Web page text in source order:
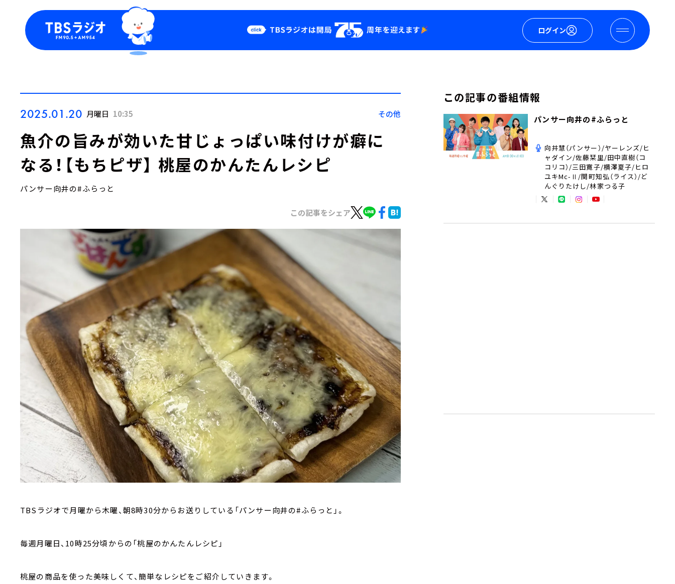
ログイン
Podcast
YouTube
2025.01.20 月曜日 10:35 その他
魚介の旨みが効いた甘じょっぱい味付けが癖に
なる！【もちピザ】 桃屋のかんたんレシピ
パンサー向井の#ふらっと
この記事をシェア
TBSラジオで月曜から木曜、朝8時30分からお送りしている「パンサー向井の#ふらっと」。
毎週月曜日、10時25分頃からの「桃屋のかんたんレシピ」
桃屋の商品を使った美味しくて、簡単なレシピをご紹介していきます。
この記事の番組情報
パンサー向井の#ふらっと
向井慧（パンサー）/ヤーレンズ/ヒ
ャダイン/佐藤栞里/田中直樹（コ
コリコ）/三田寛子/横澤夏子/ヒロ
ユキMc-Ⅱ/関町知弘（ライス）/ど
んぐりたけし/林家つる子